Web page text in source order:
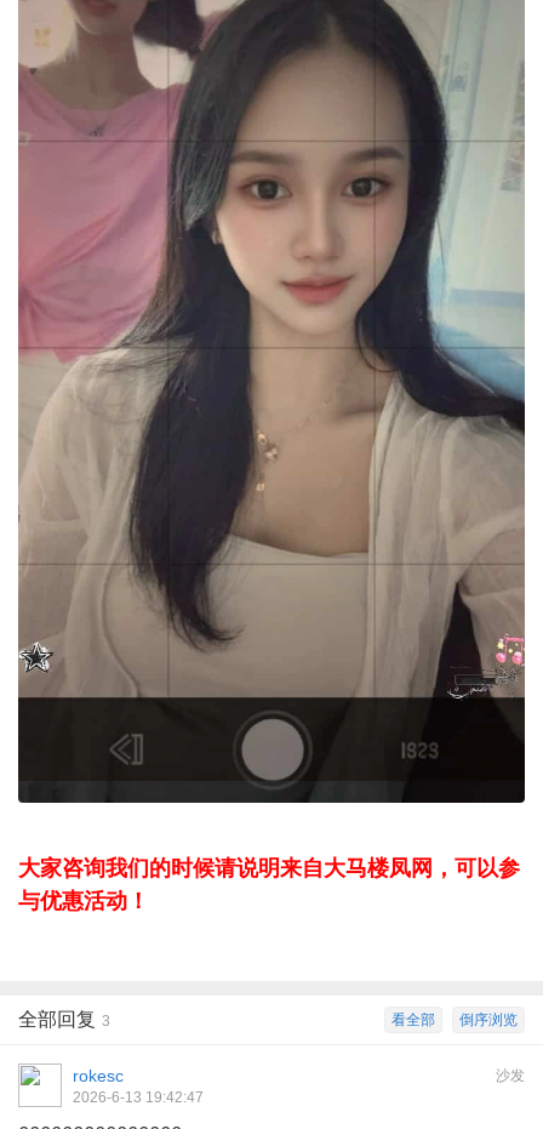
大家咨询我们的时候请说明来自大马楼凤网，可以参
与优惠活动！
倒序浏览
看全部
全部回复 3
沙发
rokesc
2026-6-13 19:42:47